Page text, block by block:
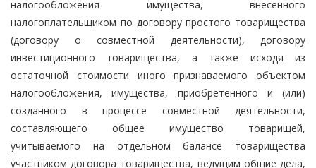
налогообложения имущества, внесенного
налогоплательщиком по договору простого товарищества
(договору о совместной деятельности), договору
инвестиционного товарищества, а также исходя из
остаточной стоимости иного признаваемого объектом
налогообложения, имущества, приобретенного и (или)
созданного в процессе совместной деятельности,
составляющего общее имущество товарищей,
учитываемого на отдельном балансе товарищества
участником договора товарищества, ведущим общие дела,